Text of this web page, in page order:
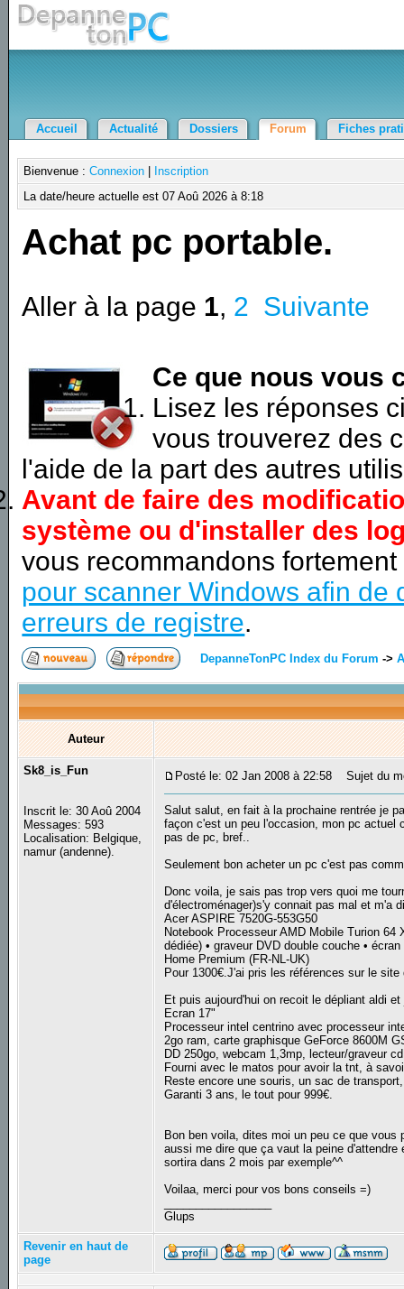
Accueil Actualité Dossiers Forum Fiches
Bienvenue :Connexion
Inscription
La date/heure actuelle est 07 Aoû 2026 à 8:18
Achat pc portable.
Aller à la page 1, 2 Suivante
Ce que nous vous
Lisez les réponses
vous trouverez des
l'aide de la part des autres
Avant de faire des
système ou d'installer des
vous recommandons
pour scanner Windows afin de
erreurs de registre.
DepanneTonPC Index du Forum ->
Auteur
Sk8_is_Fun
Inscrit le: 30 Aoû 2004
Messages: 593
Localisation: Belgique,
namur (andenne).
Posté le: 02 Jan 2008 à 22:58 Sujet du
Salut salut, en fait à la prochaine rentrée je
façon c'est un peu l'occasion, mon pc actuel
pas de pc, bref..
Seulement bon acheter un pc c'est pas
Donc voila, je sais pas trop vers quoi me
d'électroménager)s'y connait pas mal et m'a
Acer ASPIRE 7520G-553G50
Notebook Processeur AMD Mobile Turion 64
dédiée) • graveur DVD double couche •
Home Premium (FR-NL-UK)
Pour 1300€.J'ai pris les références sur le
Et puis aujourd'hui on recoit le dépliant aldi
Ecran 17"
Processeur intel centrino avec processeur
2go ram, carte graphisque GeForce 8600M
DD 250go, webcam 1,3mp, lecteur/graveur
Fourni avec le matos pour avoir la tnt, à
Reste encore une souris, un sac de
Garanti 3 ans, le tout pour 999€.
Bon ben voila, dites moi un peu ce que
aussi me dire que ça vaut la peine
sortira dans 2 mois par exemple^^
Voilaa, merci pour vos bons conseils =)
Glups
Revenir en haut de
page